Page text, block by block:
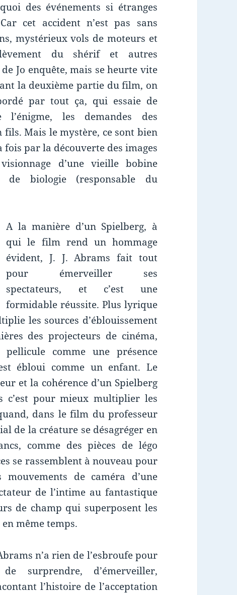
des événements si étranges
cet accident n’est pas sans
mystérieux vols de moteurs et
du shérif et autres
Jo enquête, mais se heurte vite
la deuxième partie du film, on
par tout ça, qui essaie de
les demandes des
Mais le mystère, ce sont bien
par la découverte des images
d’une vieille bobine
biologie (responsable du
A la manière d’un Spielberg, à
qui le film rend un hommage
évident, J. J. Abrams fait tout
pour émerveiller ses
spectateurs, et c’est une
formidable réussite. Plus lyrique
les sources d’éblouissement
des projecteurs de cinéma,
comme une présence
ébloui comme un enfant. Le
et la cohérence d’un Spielberg
c’est pour mieux multiplier les
dans le film du professeur
de la créature se désagréger en
comme des pièces de légo
se rassemblent à nouveau pour
de caméra d’une
de l’intime au fantastique
de champ qui superposent les
même temps.
n’a rien de l’esbroufe pour
surprendre, d’émerveiller,
l’histoire de l’acceptation